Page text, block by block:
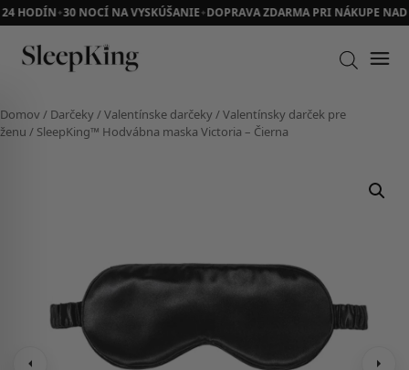
HODÍN✦30 NOCÍ NA VYSKÚŠANIE✦DOPRAVA ZDARMA PRI NÁKUPE NAD
Domov/ Darčeky/Valentínske darčeky/Valentínsky darček pre
ženu / SleepKing™ Hodvábna maska Victoria – Čierna